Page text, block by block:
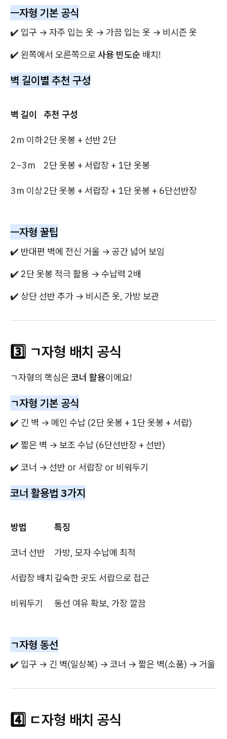
ㅡ자형 기본 공식
✔️ 입구 → 자주 입는 옷 → 가끔 입는 옷 → 비시즌 옷
✔️ 왼쪽에서 오른쪽으로 사용 빈도순 배치!
벽 길이별 추천 구성
벽 길이 추천 구성
2m 이하2단 옷봉 + 선반 2단
2~3m 2단 옷봉 + 서랍장 + 1단 옷봉
3m 이상2단 옷봉 + 서랍장 + 1단 옷봉 + 6단선반장
ㅡ자형 꿀팁
✔️ 반대편 벽에 전신 거울 → 공간 넓어 보임
✔️ 2단 옷봉 적극 활용 → 수납력 2배
✔️ 상단 선반 추가 → 비시즌 옷, 가방 보관
3️⃣ ㄱ자형 배치 공식
ㄱ자형의 핵심은 코너 활용이에요!
ㄱ자형 기본 공식
✔️ 긴 벽 → 메인 수납 (2단 옷봉 + 1단 옷봉 + 서랍)
✔️ 짧은 벽 → 보조 수납 (6단선반장 + 선반)
✔️ 코너 → 선반 or 서랍장 or 비워두기
코너 활용법 3가지
방법 특징
코너 선반 가방, 모자 수납에 최적
서랍장 배치 깊숙한 곳도 서랍으로 접근
비워두기 동선 여유 확보, 가장 깔끔
ㄱ자형 동선
✔️ 입구 → 긴 벽(일상복) → 코너 → 짧은 벽(소품) → 거울
4️⃣ ㄷ자형 배치 공식